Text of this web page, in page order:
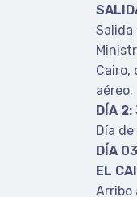
Salida
Cairo,
aéreo.
DÍA 2:
Día
DÍA
EL
Arribo